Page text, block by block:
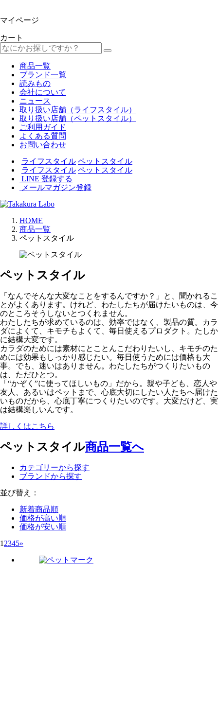
マイページ
カート
商品一覧
ブランド一覧
読みもの
会社について
ニュース
取り扱い店舗（ライフスタイル）
取り扱い店舗（ペットスタイル）
ご利用ガイド
よくある質問
お問い合わせ
ライフスタイル ペットスタイル
ライフスタイル ペットスタイル
LINE 登録する
メールマガジン登録
HOME
商品一覧
ペットスタイル
ペットスタイル
「なんでそんな大変なことをするんですか？」と、聞かれるこ
とがよくあります。けれど、わたしたちが届けたいものは、今
のところそうしないとつくれません。
わたしたちが求めているのは、効率ではなく、製品の質。カラ
ダによくて、キモチもよくて、毎日使えるプロダクト。たしか
に結構大変です。
カラダのためには素材にとことんこだわりたいし、キモチのた
めには効果もしっかり感じたい。毎日使うためには価格も大
事。でも、迷いはありません。わたしたちがつくりたいもの
は、ただひとつ。
「“かぞく”に使ってほしいもの」だから。親や子ども、恋人や
友人、あるいはペットまで、心底大切にしたい人たちへ届けた
いものだから、心底丁寧につくりたいのです。大変だけど、実
は結構楽しいんです。
詳しくはこちら
ペットスタイル商品一覧へ
カテゴリーから探す
ブランドから探す
並び替え：
新着商品順
価格が高い順
価格が安い順
1 2345»